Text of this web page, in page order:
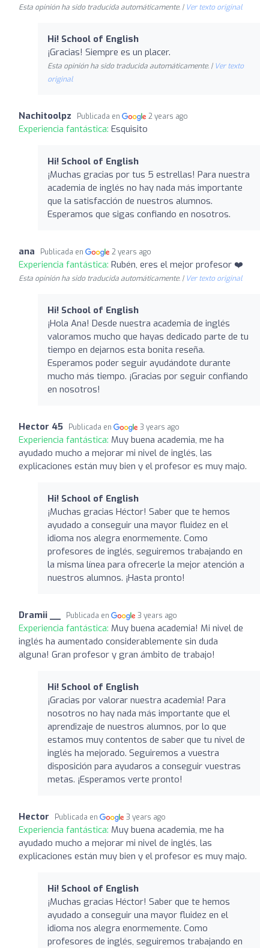
Esta opinión ha sido traducida automáticamente. | Ver texto original
Hi! School of English
¡Gracias! Siempre es un placer.
Esta opinión ha sido traducida automáticamente. | Ver texto
original
Nachitoolpz Publicada en 2 years ago
Experiencia fantástica: Esquisito
Hi! School of English
¡Muchas gracias por tus 5 estrellas! Para nuestra
academia de inglés no hay nada más importante
que la satisfacción de nuestros alumnos.
Esperamos que sigas confiando en nosotros.
ana Publicada en 2 years ago
Experiencia fantástica: Rubén, eres el mejor profesor ❤️
Esta opinión ha sido traducida automáticamente. | Ver texto original
Hi! School of English
¡Hola Ana! Desde nuestra academia de inglés
valoramos mucho que hayas dedicado parte de tu
tiempo en dejarnos esta bonita reseña.
Esperamos poder seguir ayudándote durante
mucho más tiempo. ¡Gracias por seguir confiando
en nosotros!
Hector 45 Publicada en 3 years ago
Experiencia fantástica: Muy buena academia, me ha
ayudado mucho a mejorar mi nivel de inglés, las
explicaciones están muy bien y el profesor es muy majo.
Hi! School of English
¡Muchas gracias Héctor! Saber que te hemos
ayudado a conseguir una mayor fluidez en el
idioma nos alegra enormemente. Como
profesores de inglés, seguiremos trabajando en
la misma línea para ofrecerle la mejor atención a
nuestros alumnos. ¡Hasta pronto!
Dramii __ Publicada en 3 years ago
Experiencia fantástica: Muy buena academia! Mi nivel de
inglés ha aumentado considerablemente sin duda
alguna! Gran profesor y gran ámbito de trabajo!
Hi! School of English
¡Gracias por valorar nuestra academia! Para
nosotros no hay nada más importante que el
aprendizaje de nuestros alumnos, por lo que
estamos muy contentos de saber que tu nivel de
inglés ha mejorado. Seguiremos a vuestra
disposición para ayudaros a conseguir vuestras
metas. ¡Esperamos verte pronto!
Hector Publicada en 3 years ago
Experiencia fantástica: Muy buena academia, me ha
ayudado mucho a mejorar mi nivel de inglés, las
explicaciones están muy bien y el profesor es muy majo.
Hi! School of English
¡Muchas gracias Héctor! Saber que te hemos
ayudado a conseguir una mayor fluidez en el
idioma nos alegra enormemente. Como
profesores de inglés, seguiremos trabajando en